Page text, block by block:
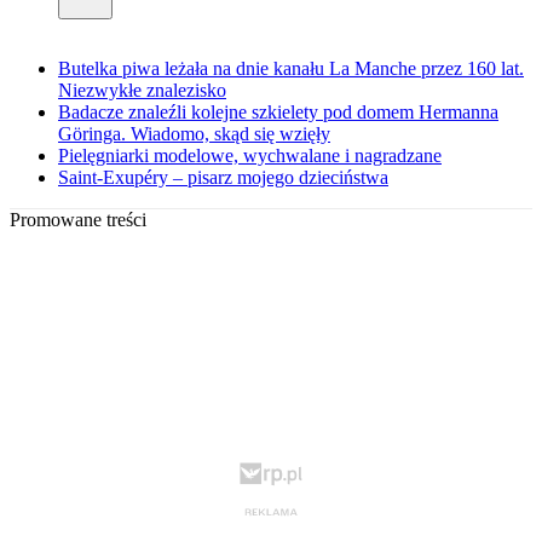
Butelka piwa leżała na dnie kanału La Manche przez 160 lat.
Niezwykłe znalezisko
Badacze znaleźli kolejne szkielety pod domem Hermanna
Göringa. Wiadomo, skąd się wzięły
Pielęgniarki modelowe, wychwalane i nagradzane
Saint-Exupéry – pisarz mojego dzieciństwa
Promowane treści